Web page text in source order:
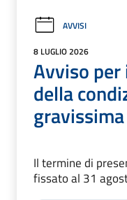
AVVISI
8 LUGLIO 2026
Avviso
della
gravissima
Il termine di
fissato al 31